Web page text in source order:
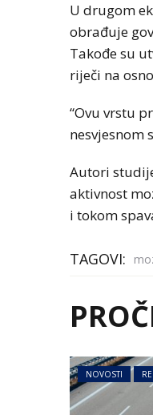
U drugom
obrađuje
Takođe su
riječi na
“Ovu vrstu
nesvjesnom
Autori
aktivnost
i tokom
TAGOVI:
NOVOSTI